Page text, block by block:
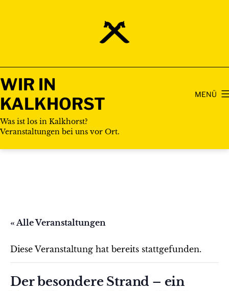
WIR IN
KALKHORST
Was ist los in Kalkhorst?
Veranstaltungen bei uns vor Ort.
MENÜ
« Alle Veranstaltungen
Diese Veranstaltung hat bereits stattgefunden.
Der besondere Strand – ein